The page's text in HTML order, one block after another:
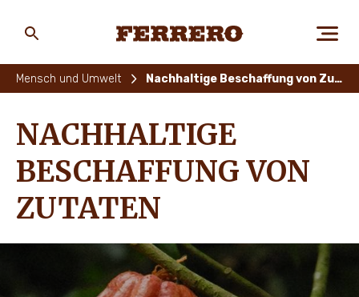
MENSCH UND UMWELT
UNSERE MARKEN
main
Mensch und Umwelt Nachhaltige Beschaffung von Zutaten
NACHHALTIGE
BESCHAFFUNG VON
ZUTATEN